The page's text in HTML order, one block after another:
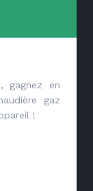
gagnez en
gaz
!